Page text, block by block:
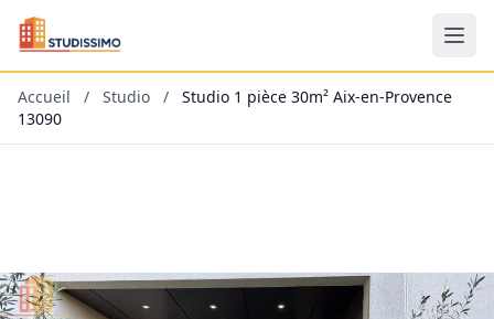
Accueil / Studio /
Studio 1 pièce 30m² Aix-en-Provence
13090